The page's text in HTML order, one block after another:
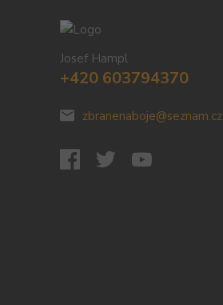
Josef Hampl
+420 603794370
zbranenaboje@seznam.cz